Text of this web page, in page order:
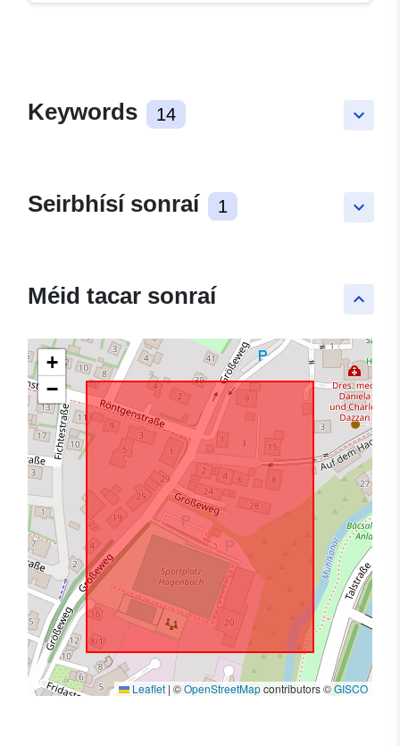
keyboard_arrow_down
Keywords 14
keyboard_arrow_down
Seirbhísí sonraí 1
keyboard_arrow_up
Méid tacar sonraí
+
−
Leaflet | ©OpenStreetMapcontributors ©GISCO